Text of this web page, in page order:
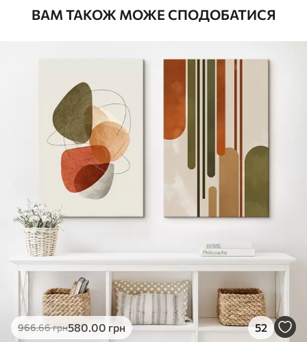
Стійкість до вицвітання
Безпечне чорнило без запаху
Поверхня з текстурою полотна
Екологічний матеріал
Преміум
.00грн
✓Яскраві, насичені кольори
✓Стійкість до вицвітання
✓Безпечне чорнило без запаху
✓Поверхня з текстурою полотна
✗ Екологічний матеріал
Еко-Преміум
.00 грн
ВАМ ТАКОЖ МОЖЕ СПОДОБАТИСЯ
966.66грн580.00 грн 52